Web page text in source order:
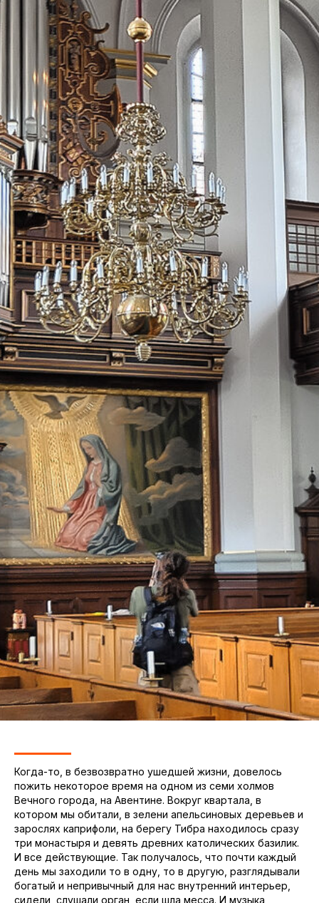
Когда-то, в безвозвратно ушедшей жизни, довелось
пожить некоторое время на одном из семи холмов
Вечного города, на Авентине. Вокруг квартала, в
котором мы обитали, в зелени апельсиновых деревьев и
зарослях каприфоли, на берегу Тибра находилось сразу
три монастыря и девять древних католических базилик.
И все действующие. Так получалось, что почти каждый
день мы заходили то в одну, то в другую, разглядывали
богатый и непривычный для нас внутренний интерьер,
сидели, слушали орган, если шла месса. И музыка